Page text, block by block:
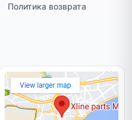
Политика возврата